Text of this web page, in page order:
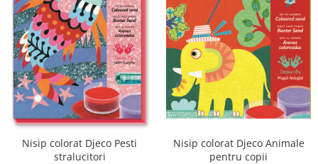
Nisip colorat Djeco Pesti
stralucitori
Nisip colorat Djeco Animale
pentru copii